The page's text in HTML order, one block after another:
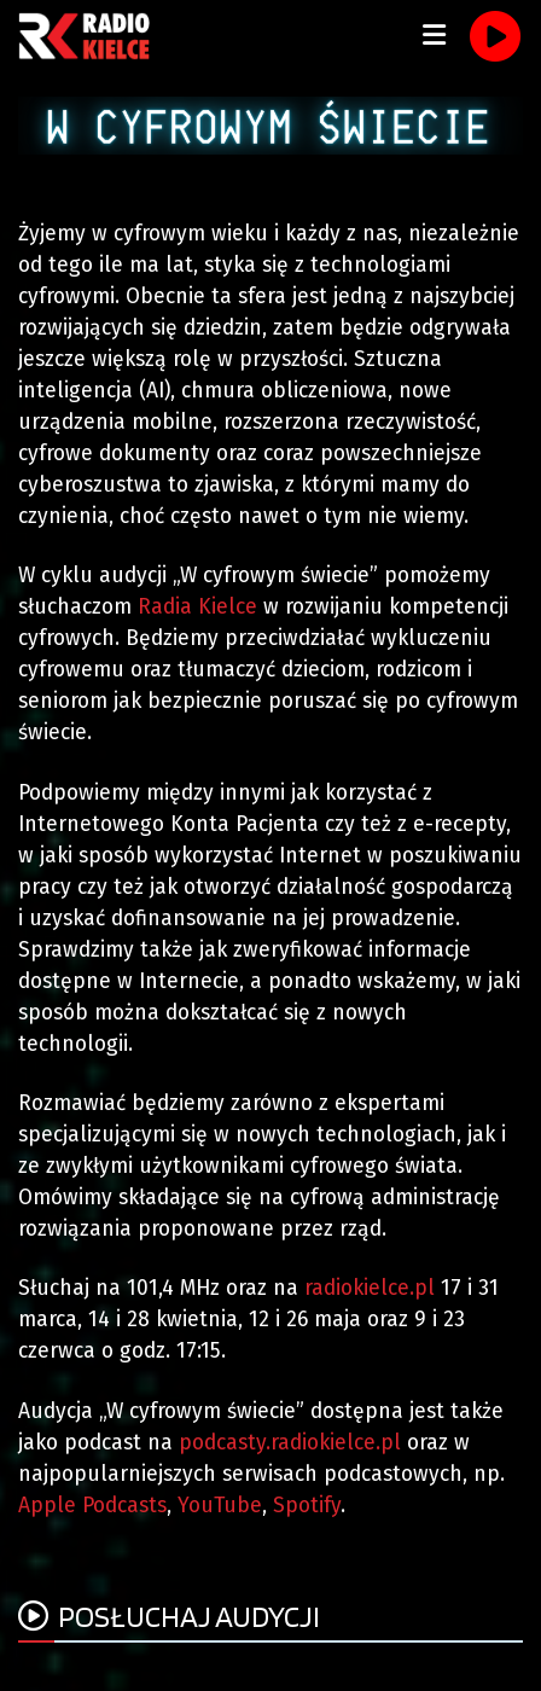
Żyjemy w cyfrowym wieku i każdy z nas, niezależnie
od tego ile ma lat, styka się z technologiami
cyfrowymi. Obecnie ta sfera jest jedną z najszybciej
rozwijających się dziedzin, zatem będzie odgrywała
jeszcze większą rolę w przyszłości. Sztuczna
inteligencja (AI), chmura obliczeniowa, nowe
urządzenia mobilne, rozszerzona rzeczywistość,
cyfrowe dokumenty oraz coraz powszechniejsze
cyberoszustwa to zjawiska, z którymi mamy do
czynienia, choć często nawet o tym nie wiemy.
W cyklu audycji „W cyfrowym świecie” pomożemy
słuchaczom Radia Kielce w rozwijaniu kompetencji
cyfrowych. Będziemy przeciwdziałać wykluczeniu
cyfrowemu oraz tłumaczyć dzieciom, rodzicom i
seniorom jak bezpiecznie poruszać się po cyfrowym
świecie.
Podpowiemy między innymi jak korzystać z
Internetowego Konta Pacjenta czy też z e-recepty,
w jaki sposób wykorzystać Internet w poszukiwaniu
pracy czy też jak otworzyć działalność gospodarczą
i uzyskać dofinansowanie na jej prowadzenie.
Sprawdzimy także jak zweryfikować informacje
dostępne w Internecie, a ponadto wskażemy, w jaki
sposób można dokształcać się z nowych
technologii.
Rozmawiać będziemy zarówno z ekspertami
specjalizującymi się w nowych technologiach, jak i
ze zwykłymi użytkownikami cyfrowego świata.
Omówimy składające się na cyfrową administrację
rozwiązania proponowane przez rząd.
Słuchaj na 101,4 MHz oraz na radiokielce.pl 17 i 31
marca, 14 i 28 kwietnia, 12 i 26 maja oraz 9 i 23
czerwca o godz. 17:15.
Audycja „W cyfrowym świecie” dostępna jest także
jako podcast na podcasty.radiokielce.pl oraz w
najpopularniejszych serwisach podcastowych, np.
Apple Podcasts, YouTube, Spotify.
POSŁUCHAJ AUDYCJI